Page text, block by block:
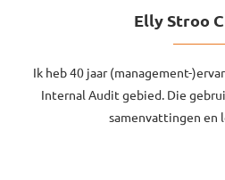
Elly Stroo
Ik heb 40 jaar (management-
Internal Audit gebied. Die
samenvattingen en